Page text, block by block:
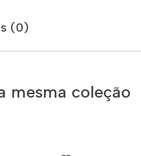
(0)
mesma coleção